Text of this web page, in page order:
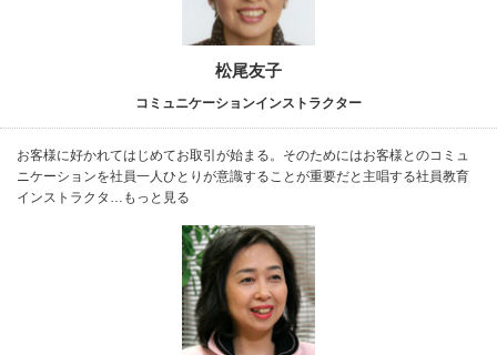
松尾友子
コミュニケーションインストラクター
お客様に好かれてはじめてお取引が始まる。そのためにはお客様とのコミュ
ニケーションを社員一人ひとりが意識することが重要だと主唱する社員教育
インストラクタ…もっと見る